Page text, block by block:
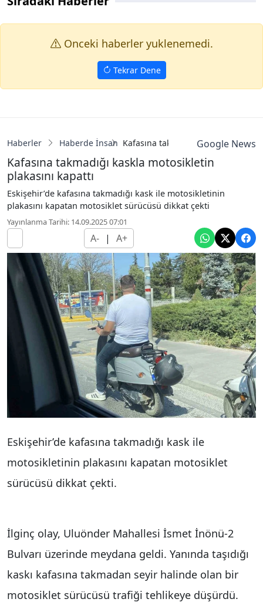
Onceki haberler yuklenemedi.
Tekrar Dene
Haberler Haberde İnsan Kafasına takmadığı kasklaGoogle News
Kafasına takmadığı kaskla motosikletin
plakasını kapattı
Eskişehir’de kafasına takmadığı kask ile motosikletinin
plakasını kapatan motosiklet sürücüsü dikkat çekti
Yayınlanma Tarihi: 14.09.2025 07:01
A- | A+
Eskişehir’de kafasına takmadığı kask ile
motosikletinin plakasını kapatan motosiklet
sürücüsü dikkat çekti.
İlginç olay, Uluönder Mahallesi İsmet İnönü-2
Bulvarı üzerinde meydana geldi. Yanında taşıdığı
kaskı kafasına takmadan seyir halinde olan bir
motosiklet sürücüsü trafiği tehlikeye düşürdü.